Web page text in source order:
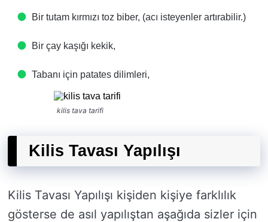
Bir tutam kırmızı toz biber, (acı isteyenler artırabilir.)
Bir çay kaşığı kekik,
Tabanı için patates dilimleri,
kilis tava tarifi
Kilis Tavası Yapılışı
Kilis Tavası Yapılışı kişiden kişiye farklılık
gösterse de asıl yapılıştan aşağıda sizler için